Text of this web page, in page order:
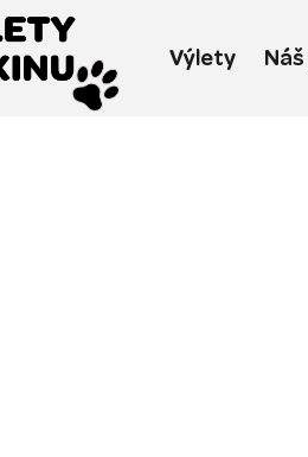
Výlety